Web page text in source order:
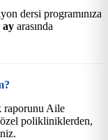
dersi programınıza
ay arasında
raporunu Aile
polikliniklerden,